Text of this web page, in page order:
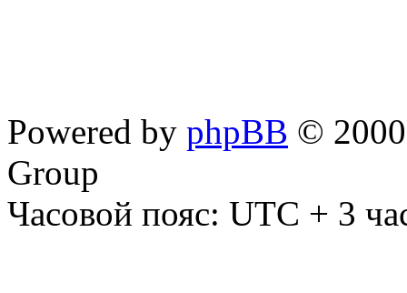
Powered by phpBB ©
Group
Часовой пояс: UTC + 3